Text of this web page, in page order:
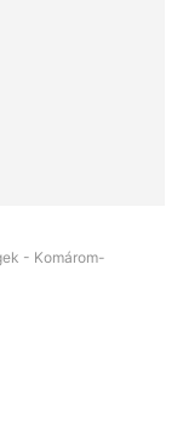
- Komárom-